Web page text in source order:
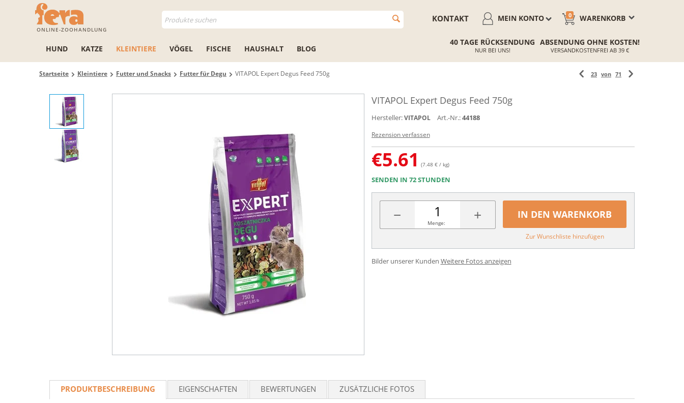
ONLINE-ZOOHANDLUNG
WARENKORB
0
MEIN KONTO
KONTAKT
HUND KATZE KLEINTIERE VÖGEL FISCHE HAUSHALT BLOG
40 TAGE RÜCKSENDUNG
NUR BEI UNS!
ABSENDUNG OHNE KOSTEN!
VERSANDKOSTENFREI AB 39 €
Startseite Kleintiere Futter und Snacks Futter für Degu VITAPOL Expert Degus Feed 750g 23 von 71
VITAPOL Expert Degus Feed 750g
Hersteller: VITAPOL Art.-Nr.:44188
Rezension verfassen
€5.61 (7.48 € / kg)
SENDEN IN 72 STUNDEN
− +
Menge:
IN DEN WARENKORB
Zur Wunschliste hinzufügen
Bilder unserer Kunden Weitere Fotos anzeigen
PRODUKTBESCHREIBUNG EIGENSCHAFTEN BEWERTUNGEN ZUSÄTZLICHE FOTOS